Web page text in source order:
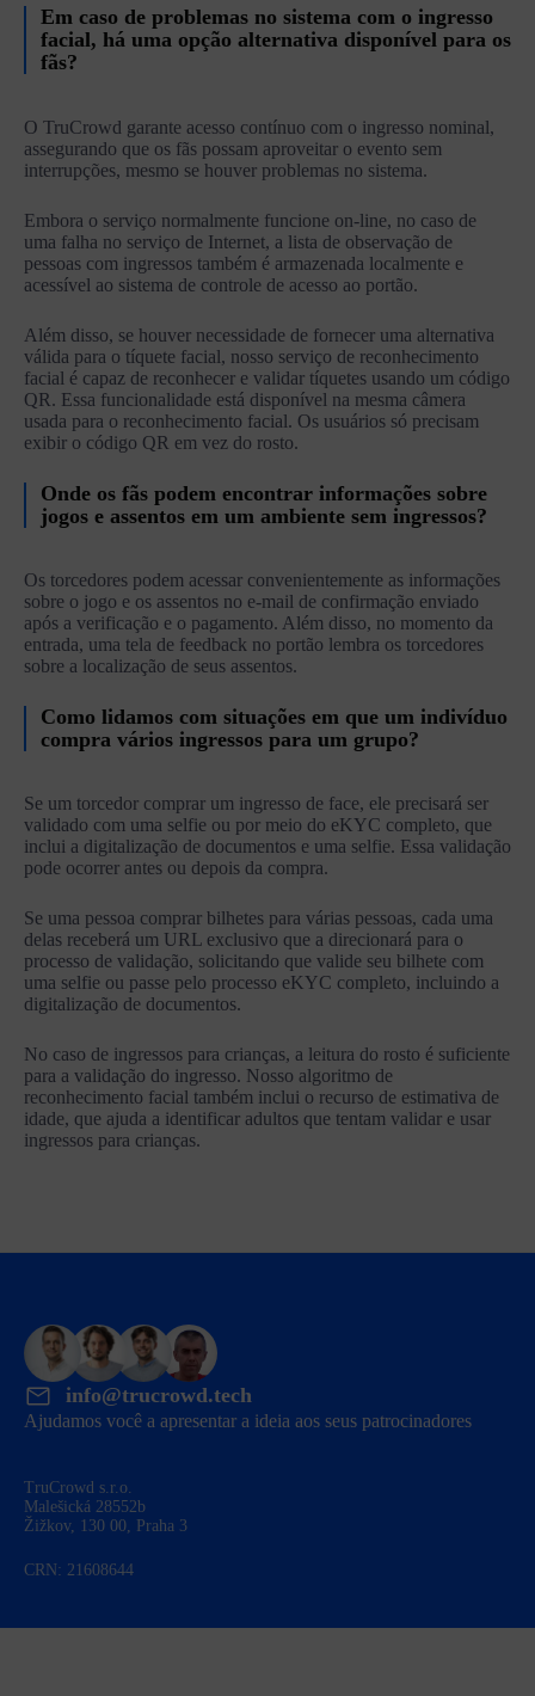
Em caso de problemas no sistema com o ingresso
facial, há uma opção alternativa disponível para os
fãs?
O TruCrowd garante acesso contínuo com o ingresso nominal,
assegurando que os fãs possam aproveitar o evento sem
interrupções, mesmo se houver problemas no sistema.
Embora o serviço normalmente funcione on-line, no caso de
uma falha no serviço de Internet, a lista de observação de
pessoas com ingressos também é armazenada localmente e
acessível ao sistema de controle de acesso ao portão.
Além disso, se houver necessidade de fornecer uma alternativa
válida para o tíquete facial, nosso serviço de reconhecimento
facial é capaz de reconhecer e validar tíquetes usando um código
QR. Essa funcionalidade está disponível na mesma câmera
usada para o reconhecimento facial. Os usuários só precisam
exibir o código QR em vez do rosto.
Onde os fãs podem encontrar informações sobre
jogos e assentos em um ambiente sem ingressos?
Os torcedores podem acessar convenientemente as informações
sobre o jogo e os assentos no e-mail de confirmação enviado
após a verificação e o pagamento. Além disso, no momento da
entrada, uma tela de feedback no portão lembra os torcedores
sobre a localização de seus assentos.
Como lidamos com situações em que um indivíduo
compra vários ingressos para um grupo?
Se um torcedor comprar um ingresso de face, ele precisará ser
validado com uma selfie ou por meio do eKYC completo, que
inclui a digitalização de documentos e uma selfie. Essa validação
pode ocorrer antes ou depois da compra.
Se uma pessoa comprar bilhetes para várias pessoas, cada uma
delas receberá um URL exclusivo que a direcionará para o
processo de validação, solicitando que valide seu bilhete com
uma selfie ou passe pelo processo eKYC completo, incluindo a
digitalização de documentos.
No caso de ingressos para crianças, a leitura do rosto é suficiente
para a validação do ingresso. Nosso algoritmo de
reconhecimento facial também inclui o recurso de estimativa de
idade, que ajuda a identificar adultos que tentam validar e usar
ingressos para crianças.
info@trucrowd.tech
Ajudamos você a apresentar a ideia aos seus patrocinadores
TruCrowd s.r.o.
Malešická 28552b
Žižkov, 130 00, Praha 3
CRN: 21608644